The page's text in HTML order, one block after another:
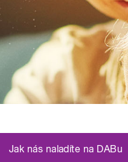
Jak nás naladíte na DABu